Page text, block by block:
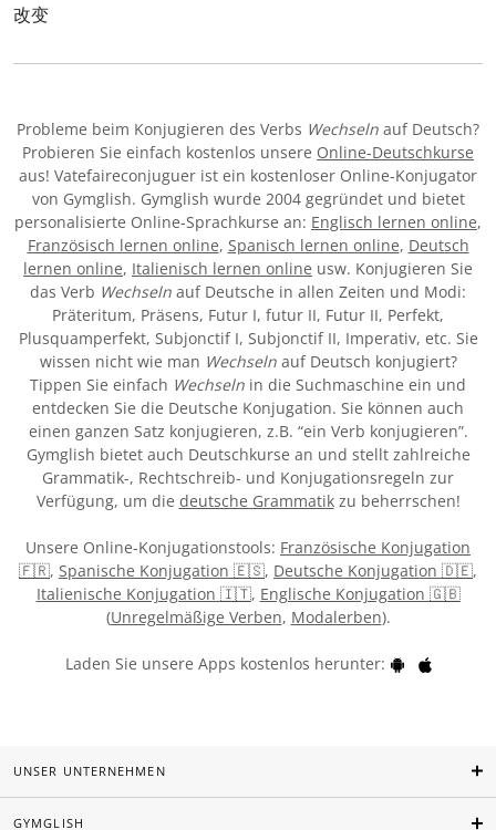
改变
Probleme beim Konjugieren des Verbs Wechseln auf Deutsch?
Probieren Sie einfach kostenlos unsere Online-Deutschkurse
aus! Vatefaireconjuguer ist ein kostenloser Online-Konjugator
von Gymglish. Gymglish wurde 2004 gegründet und bietet
personalisierte Online-Sprachkurse an: Englisch lernen online,
Französisch lernen online, Spanisch lernen online, Deutsch
lernen online, Italienisch lernen online usw. Konjugieren Sie
das Verb Wechseln auf Deutsche in allen Zeiten und Modi:
Präteritum, Präsens, Futur I, futur II, Futur II, Perfekt,
Plusquamperfekt, Subjonctif I, Subjonctif II, Imperativ, etc. Sie
wissen nicht wie man Wechselnauf Deutsch konjugiert?
Tippen Sie einfach Wechseln in die Suchmaschine ein und
entdecken Sie die Deutsche Konjugation. Sie können auch
einen ganzen Satz konjugieren, z.B. “ein Verb konjugieren”.
Gymglish bietet auch Deutschkurse an und stellt zahlreiche
Grammatik-, Rechtschreib- und Konjugationsregeln zur
Verfügung, um die deutsche Grammatikzu beherrschen!
Unsere Online-Konjugationstools: Französische Konjugation
🇫🇷, Spanische Konjugation 🇪🇸, Deutsche Konjugation 🇩🇪,
Italienische Konjugation 🇮🇹, Englische Konjugation 🇬🇧
(Unregelmäßige Verben, Modalerben).
Laden Sie unsere Apps kostenlos herunter:
UNSER UNTERNEHMEN
GYMGLISH